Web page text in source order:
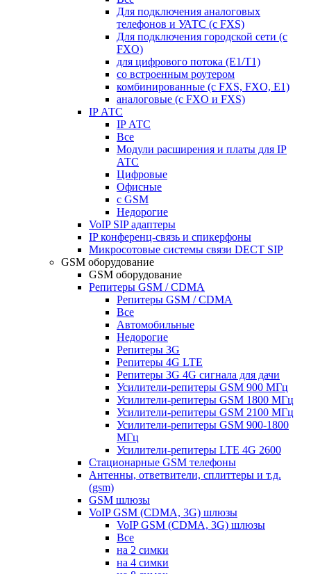
Для подключения аналоговых
телефонов и УАТС (с FXS)
Для подключения городской сети (с
FXO)
для цифрового потока (E1/T1)
со встроенным роутером
комбинированные (c FXS, FXO, E1)
аналоговые (с FXO и FXS)
IP АТС
IP АТС
Все
Модули расширения и платы для IP
АТС
Цифровые
Офисные
с GSM
Недорогие
VoIP SIP адаптеры
IP конференц-связь и спикерфоны
Микросотовые системы связи DECT SIP
GSM оборудование
GSM оборудование
Репитеры GSM / CDMA
Репитеры GSM / CDMA
Все
Автомобильные
Недорогие
Репитеры 3G
Репитеры 4G LTE
Репитеры 3G 4G сигнала для дачи
Усилители-репитеры GSM 900 МГц
Усилители-репитеры GSM 1800 МГц
Усилители-репитеры GSM 2100 МГц
Усилители-репитеры GSM 900-1800
МГц
Усилители-репитеры LTE 4G 2600
Стационарные GSM телефоны
Антенны, ответвители, сплиттеры и т.д.
(gsm)
GSM шлюзы
VoIP GSM (CDMA, 3G) шлюзы
VoIP GSM (CDMA, 3G) шлюзы
Все
на 2 симки
на 4 симки